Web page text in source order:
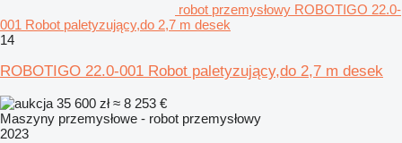
robot przemysłowy ROBOTIGO 22.0-
001 Robot paletyzujący,do 2,7 m desek
14
ROBOTIGO 22.0-001 Robot paletyzujący,do 2,7 m desek
35 600 zł≈ 8 253 €
Maszyny przemysłowe - robot przemysłowy
2023